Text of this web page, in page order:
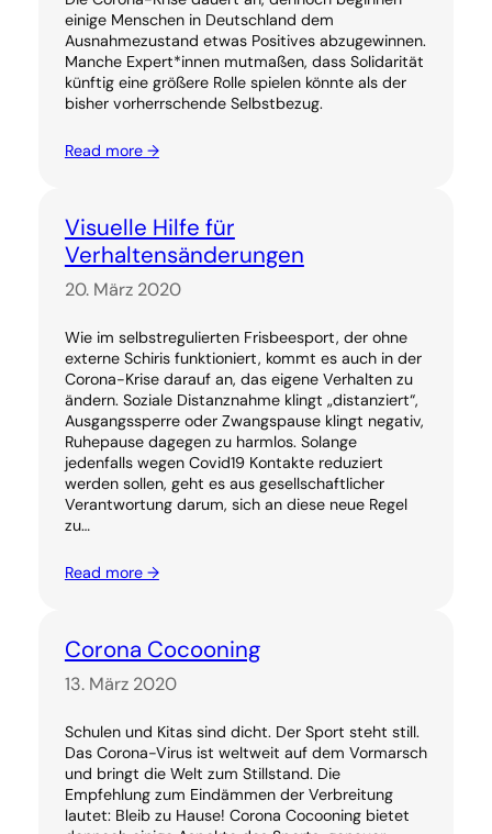
einige Menschen in Deutschland dem
Ausnahmezustand etwas Positives abzugewinnen.
Manche Expert*innen mutmaßen, dass Solidarität
künftig eine größere Rolle spielen könnte als der
bisher vorherrschende Selbstbezug.
Read more →
Visuelle Hilfe für
Verhaltensänderungen
20. März 2020
Wie im selbstregulierten Frisbeesport, der ohne
externe Schiris funktioniert, kommt es auch in der
Corona-Krise darauf an, das eigene Verhalten zu
ändern. Soziale Distanznahme klingt „distanziert“,
Ausgangssperre oder Zwangspause klingt negativ,
Ruhepause dagegen zu harmlos. Solange
jedenfalls wegen Covid19 Kontakte reduziert
werden sollen, geht es aus gesellschaftlicher
Verantwortung darum, sich an diese neue Regel
zu…
Read more →
Corona Cocooning
13. März 2020
Schulen und Kitas sind dicht. Der Sport steht still.
Das Corona-Virus ist weltweit auf dem Vormarsch
und bringt die Welt zum Stillstand. Die
Empfehlung zum Eindämmen der Verbreitung
lautet: Bleib zu Hause! Corona Cocooning bietet